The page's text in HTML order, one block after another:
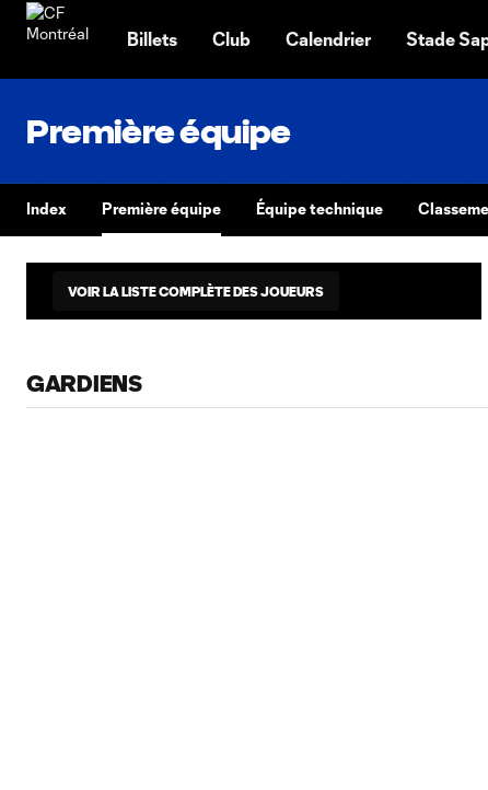
Billets Club Calendrier Stade
Première équipe
Index Première équipe Équipe technique
VOIR LA LISTE COMPLÈTE DES JOUEURS
GARDIENS